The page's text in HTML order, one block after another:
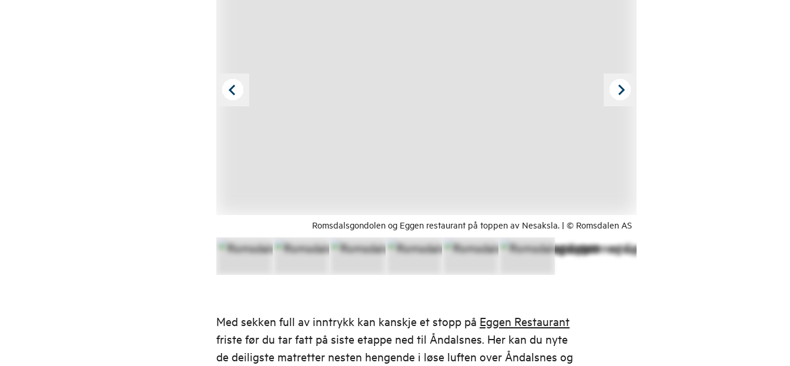
Romsdalsgondolen og Eggen restaurant på toppen av Nesaksla. | © Romsdalen AS
Med sekken full av inntrykk kan kanskje et stopp på Eggen Restaurant
friste før du tar fatt på siste etappe ned til Åndalsnes. Her kan du nyte
de deiligste matretter nesten hengende i løse luften over Åndalsnes og